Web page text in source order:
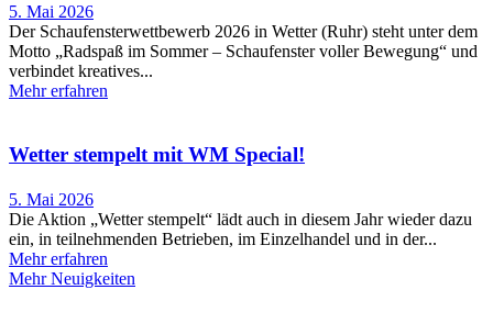
5. Mai 2026
Der Schaufensterwettbewerb 2026 in Wetter (Ruhr) steht unter dem
Motto „Radspaß im Sommer – Schaufenster voller Bewegung“ und
verbindet kreatives
Mehr erfahren
Wetter stempelt mit WM Special!
5. Mai 2026
Die Aktion „Wetter stempelt“ lädt auch in diesem Jahr wieder dazu
ein, in teilnehmenden Betrieben, im Einzelhandel und in der
Mehr erfahren
Mehr Neuigkeiten